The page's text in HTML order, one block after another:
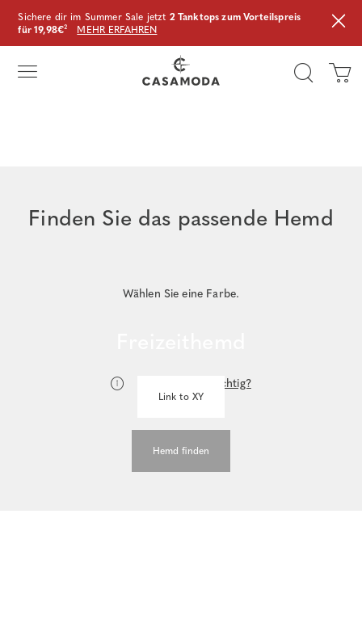
Sichere dir im Summer Sale jetzt 2 Tanktops zum Vorteilspreis
für 19,98€² MEHR ERFAHREN
Finden Sie das passende Hemd
Wählen Sie eine Farbe.
Wie messe ich richtig?
Hemd finden
Link to XY